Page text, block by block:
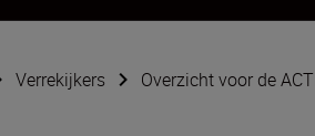
Verrekijkers Overzicht voor de